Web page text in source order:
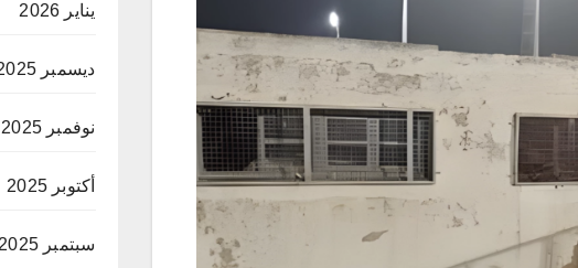
يناير 2026
ديسمبر 2025
نوفمبر 2025
أكتوبر 2025
سبتمبر 2025